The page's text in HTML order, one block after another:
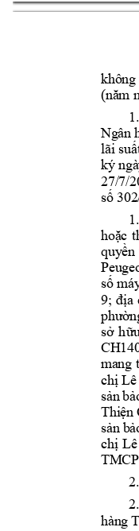
không
(năm
Ngân
lãi
ký
27/7/
số
hoặc
quyền
số
9; địa
sở h
mang
chị Lê
sản
Thiện
sản
chị Lê
hàng